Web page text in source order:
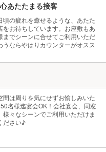
あたたまる接客
の疲れを癒せるような、あたた
お待ちしています。お座敷もあ
までシーンに合せてご利用いただ
うならやはりカウンターがオスス
は周りを気にせずお愉しみいた
名様迄宴会OK！会社宴会、同窓
々なシーンでご利用いただけま
ださい♪